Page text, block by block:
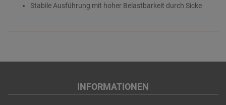
Stabile Ausführung mit hoher Belastbarkeit durch Sicke
INFORMATIONEN